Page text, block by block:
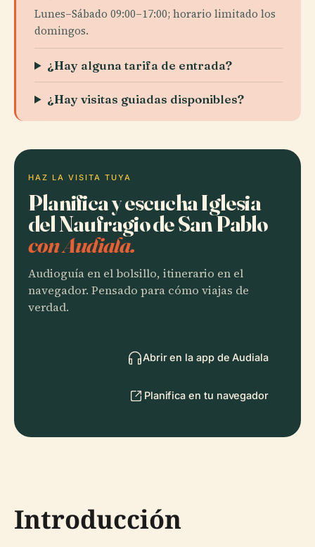
Lunes–Sábado 09:00–17:00; horario limitado los
domingos.
¿Hay alguna tarifa de entrada?
¿Hay visitas guiadas disponibles?
HAZ LA VISITA TUYA
Planifica y escucha Iglesia
del Naufragio de San Pablo
con Audiala.
Audioguía en el bolsillo, itinerario en el
navegador. Pensado para cómo viajas de
verdad.
Abrir en la app de Audiala
Planifica en tu navegador
Introducción